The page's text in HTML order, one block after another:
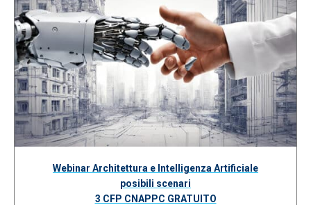
Webinar Architettura e Intelligenza Artificiale
posibili scenari
3 CFP CNAPPC GRATUITO